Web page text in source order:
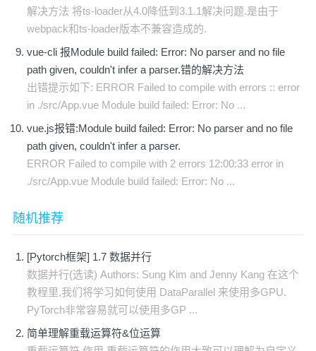
解决方法 将ts-loader从4.0降低到3.1.1解决问题.是由于
webpack和ts-loader版本不兼容造成的.
vue-cli 报Module build failed: Error: No parser and no file
path given, couldn't infer a parser.错的解决方法
出错提示如下: ERROR Failed to compile with errors :: error
in ./src/App.vue Module build failed: Error: No ...
vue.js报错:Module build failed: Error: No parser and no file
path given, couldn't infer a parser.
ERROR Failed to compile with 2 errors 12:00:33 error in
./src/App.vue Module build failed: Error: No ...
随机推荐
[Pytorch框架] 1.7 数据并行
数据并行(选读) Authors: Sung Kim and Jenny Kang 在这个
教程里,我们将学习如何使用 DataParallel 来使用多GPU.
PyTorch非常容易就可以使用多GP ...
简单理解重载运算符&位运算